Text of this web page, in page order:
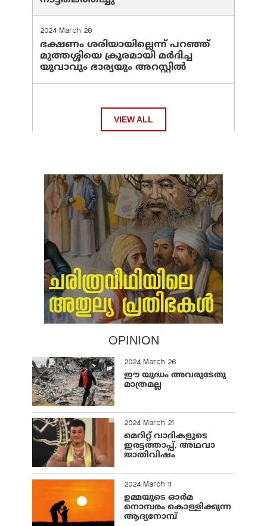
2024 March 28
ഭക്ഷണം ശരിയായില്ലെന്ന് പറഞ്ഞ്
മുത്തശ്ശിയെ ക്രൂരമായി മര്‍ദിച്ച
യുവാവും ഭാര്യയും അറസ്റ്റില്‍
VIEW ALL
OPINION
2024 March 26
ഈ യുദ്ധം അവരുടേതു
മാത്രമല്ല
2024 March 21
മെറിറ്റ് വാദികളുടെ
ഇരട്ടത്താപ്പ്, അഥവാ
ജാതിവിഷം
2024 March 11
ഉമ്മയുടെ ഓർമ
നൊമ്പരം കൊള്ളിക്കുന്ന
ആദ്യനോമ്പ്